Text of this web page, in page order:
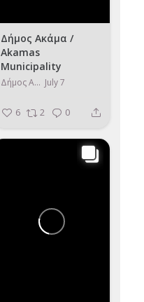
Δήμος Ακάμα /
Akamas
Municipality
Δήμος Ακάμα / Akamas Municipality July 7
6 2 0